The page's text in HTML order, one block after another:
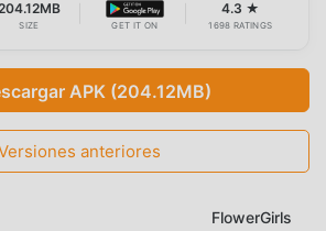
SIZE GET IT ON
4.3 ★
1698 RATINGS
APK (204.12MB)
anteriores
FlowerGirls